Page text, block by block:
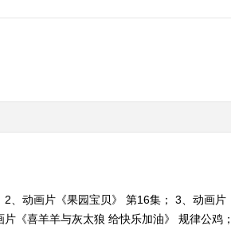
、动画片《果园宝贝》 第16集； 3、动画
《喜羊羊与灰太狼 给快乐加油》 规律公鸡